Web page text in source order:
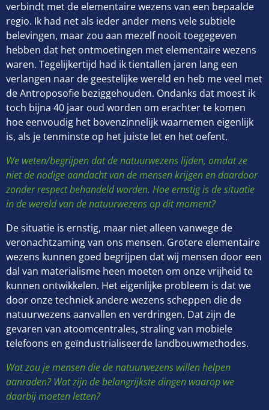
verbindt met de elementaire wezens van een bepaalde
regio. Ik had net als ieder ander mens vele subtiele
belevingen, maar zou aan mezelf nooit toegegeven
hebben dat het ontmoetingen met elementaire wezens
waren. Tegelijkertijd had ik tientallen jaren lang een
verlangen naar de geestelijke wereld en heb me veel met
de Antroposofie beziggehouden. Ondanks dat moest ik
toch bijna 40 jaar oud worden om erachter te komen
hoe eenvoudig het bovenzinnelijk waarnemen eigenlijk
is, als je tenminste op het juiste let en het oefent.
We weten/begrijpen dat de natuurwezens lijden, omdat ze
niet de nodige aandacht van de mensen krijgen en daardoor
zonder respect behandeld worden. Hoe ernstig is de situatie
in de wereld van de natuurwezens op dit moment?
De situatie is ernstig, maar niet alleen vanwege de
veronachtzaming van ons mensen. Grotere elementaire
wezens kunnen goed begrijpen dat wij mensen door een
dal van materialisme heen moeten om onze vrijheid te
kunnen ontwikkelen. Het eigenlijke probleem is dat we
door onze techniek andere wezens scheppen die de
natuurwezens aanvallen en verdringen. Dat zijn de
gevaren van atoomcentrales, straling van mobiele
telefoons en geïndustrialiseerde landbouwmethodes.
Wat zou je mensen die de natuurwezens willen helpen
aanraden? Wat zijn de belangrijkste dingen waarop we
daarbij moeten letten?